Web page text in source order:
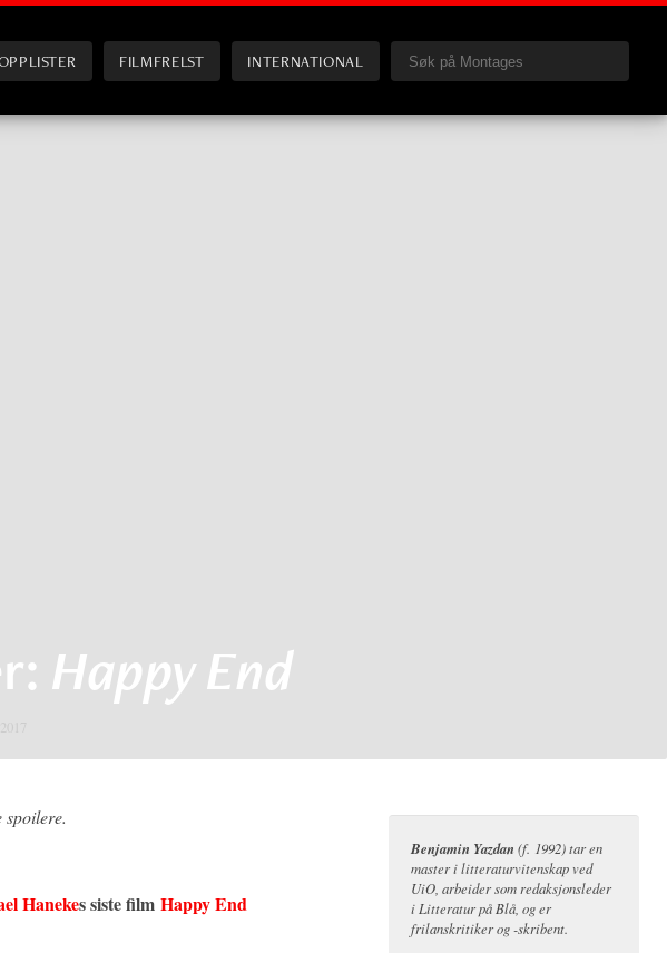
FILMFRELST INTERNATIONAL
Happy End
Hanekes siste film Happy End
Benjamin Yazdan (f. 1992) tar en
master i litteraturvitenskap ved
UiO, arbeider som redaksjonsleder
i Litteratur på Blå, og er
frilanskritiker og -skribent.